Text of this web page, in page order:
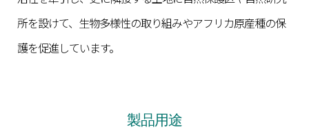
所を設けて、生物多様性の取り組みやアフリカ原産種の保
護を促進しています。
製品用途